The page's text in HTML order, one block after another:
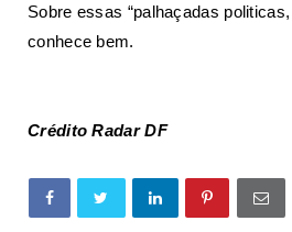
Sobre essas “palhaçadas
conhece bem.
Crédito Radar DF